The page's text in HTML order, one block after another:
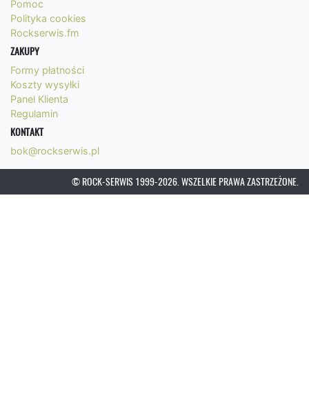
Pomoc
Polityka cookies
Rockserwis.fm
ZAKUPY
Formy płatności
Koszty wysyłki
Panel Klienta
Regulamin
KONTAKT
bok@rockserwis.pl
© ROCK-SERWIS 1999-2026. WSZELKIE PRAWA ZASTRZEŻONE.